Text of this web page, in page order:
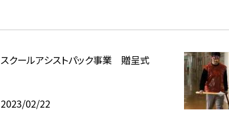
スクールアシストパック事業 贈呈式
2023/02/22